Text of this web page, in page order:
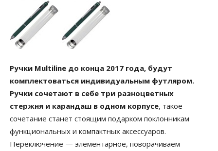
Ручки Multiline до конца 2017 года, будут
комплектоваться индивидуальным футляром.
Ручки сочетают в себе три разноцветных
стержня и карандаш в одном корпусе, такое
сочетание станет стоящим подарком поклонникам
функциональных и компактных аксессуаров.
Переключение — элементарное, поворачиваем